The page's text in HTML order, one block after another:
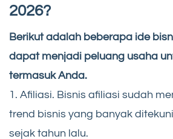
2026?
Berikut adalah beberapa ide
dapat menjadi peluang usaha
termasuk Anda.
1. Afiliasi. Bisnis afiliasi sudah
trend bisnis yang banyak
sejak tahun lalu.